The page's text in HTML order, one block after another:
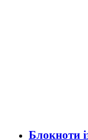
Блокноти